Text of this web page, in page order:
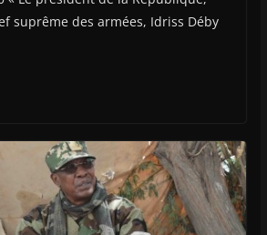
suprême des armées, Idriss Déby